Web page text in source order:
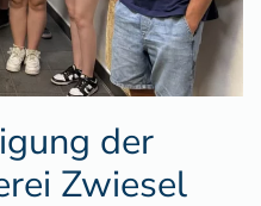
der
Zwiesel